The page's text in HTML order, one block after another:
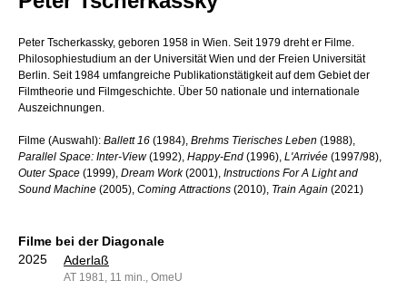
Peter Tscherkassky, geboren 1958 in Wien. Seit 1979 dreht er Filme.
Philosophiestudium an der Universität Wien und der Freien Universität
Berlin. Seit 1984 umfangreiche Publikationstätigkeit auf dem Gebiet der
Filmtheorie und Filmgeschichte. Über 50 nationale und internationale
Auszeichnungen.
Filme (Auswahl): Ballett 16 (1984), Brehms Tierisches Leben (1988),
Parallel Space: Inter-View(1992), Happy-End (1996), L'Arrivée (1997/98),
Outer Space (1999), Dream Work(2001), Instructions For A Light and
Sound Machine (2005), Coming Attractions (2010), Train Again (2021)
Filme bei der Diagonale
2025
Aderlaß
AT 1981, 11 min., OmeU